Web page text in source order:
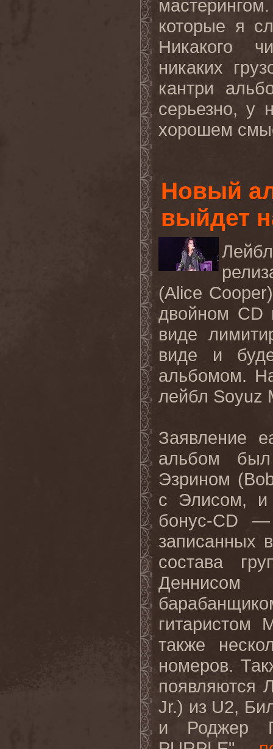
которые я
Никакого
никаких
кантри
серьезно, у
хорошем
Новый
выйдет
(Alice Cooper
двойном CD
виде
виде и
альбомом.
лейбл Soyuz
Заявление
альбом
Эзрином (
с Элисом, и
бонус-CD
—
записанных
состава
также
номеров.
появляются
Jr.) из U2,
и Роджер